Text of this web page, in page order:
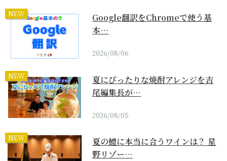
NEW
Google翻訳をChromeで使う基
本…
2026/08/06
NEW
夏にぴったりな焼酎アレンジを吉
尾編集長が…
2026/08/05
NEW
夏の鱧に本当に合うワインは？ 星
野リゾー…